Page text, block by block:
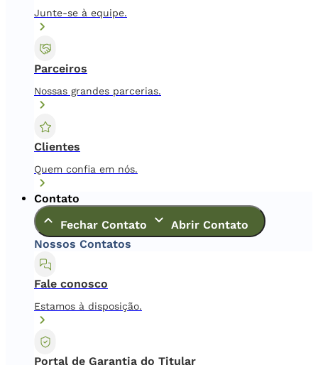
Junte-se à equipe.
Parceiros
Nossas grandes parcerias.
Clientes
Quem confia em nós.
Contato
Fechar Contato
Abrir Contato
Nossos Contatos
Fale conosco
Estamos à disposição.
Portal de Garantia do Titular